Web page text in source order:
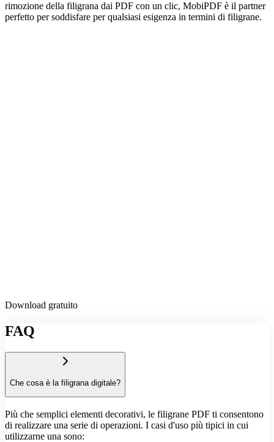
rimozione della filigrana dai PDF con un clic, MobiPDF è il partner
perfetto per soddisfare per qualsiasi esigenza in termini di filigrane.
Download gratuito
FAQ
Che cosa è la filigrana digitale?
Più che semplici elementi decorativi, le filigrane PDF ti consentono
di realizzare una serie di operazioni. I casi d'uso più tipici in cui
utilizzarne una sono: